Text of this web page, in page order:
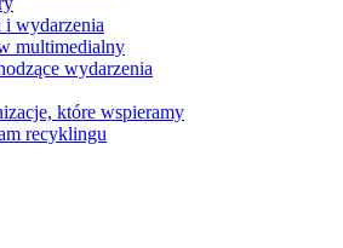
i wydarzenia
multimedialny
wydarzenia
które wspieramy
recyklingu